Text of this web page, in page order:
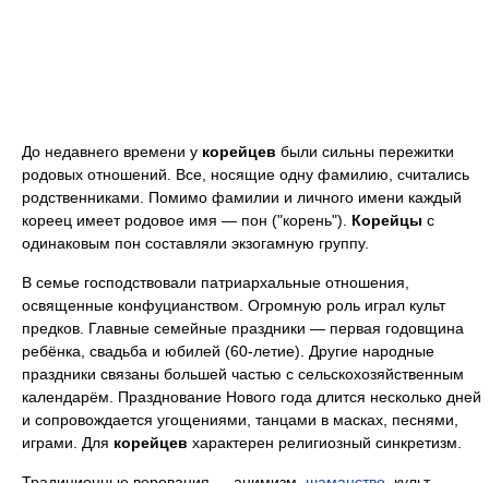
До недавнего времени у корейцев были сильны пережитки
родовых отношений. Все, носящие одну фамилию, считались
родственниками. Помимо фамилии и личного имени каждый
кореец имеет родовое имя — пон ("корень"). Корейцы с
одинаковым пон составляли экзогамную группу.
В семье господствовали патриархальные отношения,
освященные конфуцианством. Огромную роль играл культ
предков. Главные семейные праздники — первая годовщина
ребёнка, свадьба и юбилей (60-летие). Другие народные
праздники связаны большей частью с сельскохозяйственным
календарём. Празднование Нового года длится несколько дней
и сопровождается угощениями, танцами в масках, песнями,
играми. Для корейцев характерен религиозный синкретизм.